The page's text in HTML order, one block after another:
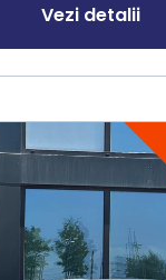
Vezi detalii